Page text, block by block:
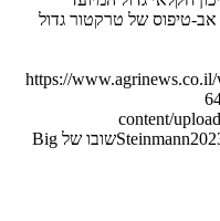
טיפוס של טרקטור גדול
https://
content/
Steinmann
שובו של Big